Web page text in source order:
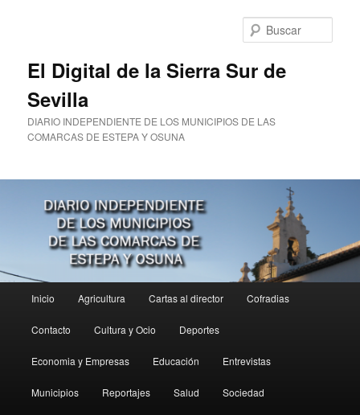
El Digital de la Sierra Sur de
Sevilla
DIARIO INDEPENDIENTE DE LOS MUNICIPIOS DE LAS
COMARCAS DE ESTEPA Y OSUNA
principal
Inicio Agricultura Cartas al director Cofradias
Contacto Cultura y Ocio Deportes
Economia y Empresas Educación Entrevistas
Municipios Reportajes Salud Sociedad